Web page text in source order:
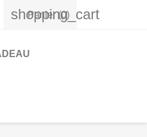
shopping_cart
Panier (0)